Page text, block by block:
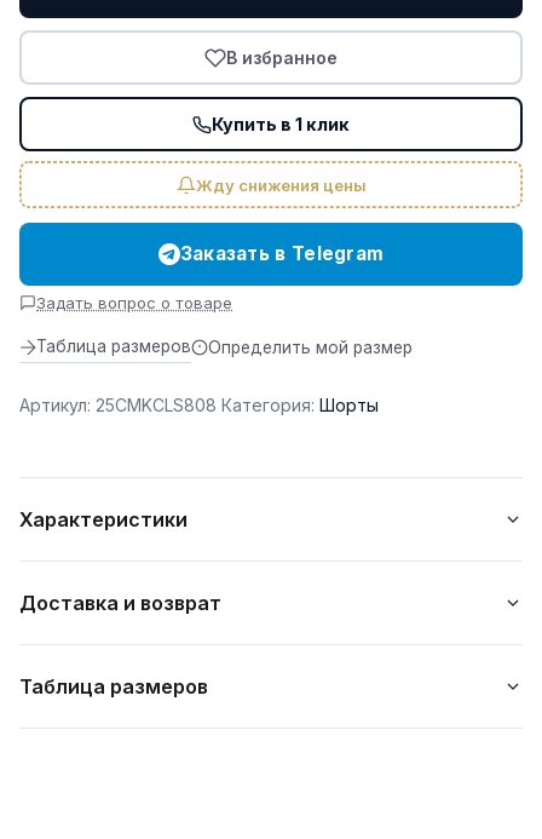
Mens
Bib
Short
White
В избранное
Купить в 1 клик
Жду снижения цены
Заказать в Telegram
Задать вопрос о товаре
Таблица размеров Определить мой размер
Артикул: 25CMKCLS808 Категория: Шорты
Характеристики
Доставка и возврат
Таблица размеров